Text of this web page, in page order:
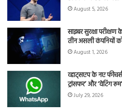
August 5, 2026
साइबर सुरक्षा
तीन असली कंपनियों
August 1, 2026
व्हाट्सएप के नए
ट्रांसफर’ और ‘वेटिंग
July 29, 2026